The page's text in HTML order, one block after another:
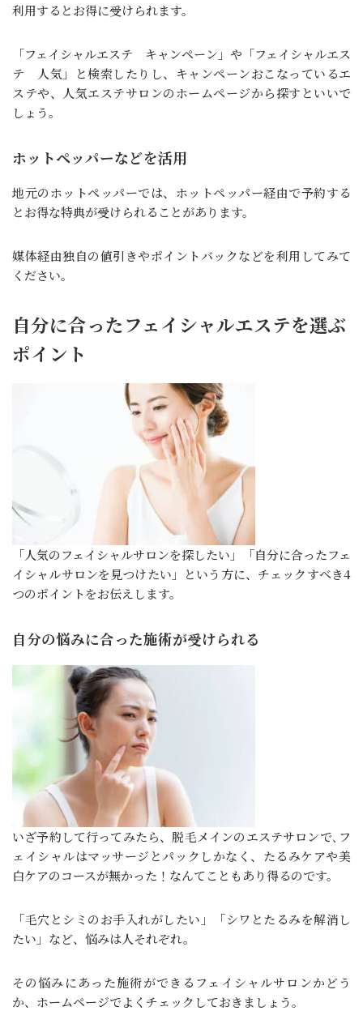
利用するとお得に受けられます。
「フェイシャルエステ キャンペーン」や「フェイシャルエス
テ 人気」と検索したりし、キャンペーンおこなっているエ
ステや、人気エステサロンのホームページから探すといいで
しょう。
ホットペッパーなどを活用
地元のホットペッパーでは、ホットペッパー経由で予約する
とお得な特典が受けられることがあります。
媒体経由独自の値引きやポイントバックなどを利用してみて
ください。
自分に合ったフェイシャルエステを選ぶ
ポイント
「人気のフェイシャルサロンを探したい」「自分に合ったフェ
イシャルサロンを見つけたい」という方に、チェックすべき4
つのポイントをお伝えします。
自分の悩みに合った施術が受けられる
いざ予約して行ってみたら、脱毛メインのエステサロンで､フ
ェイシャルはマッサージとパックしかなく、たるみケアや美
白ケアのコースが無かった！なんてこともあり得るのです。
「毛穴とシミのお手入れがしたい」「シワとたるみを解消し
たい」など、悩みは人それぞれ。
その悩みにあった施術ができるフェイシャルサロンかどう
か、ホームページでよくチェックしておきましょう。